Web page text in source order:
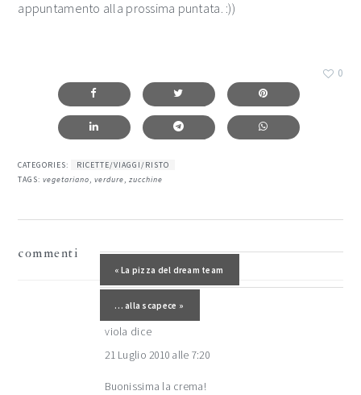
appuntamento alla prossima puntata. :))
0
CATEGORIES:
RICETTE/VIAGGI/RISTO
TAGS:vegetariano,verdure,zucchine
Post precedente:
« La pizza del dream team
Post successivo:
… alla scapece »
del
commenti
viola dice
21 Luglio 2010 alle 7:20
Buonissima la crema!